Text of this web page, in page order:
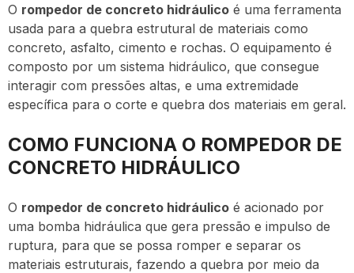
O rompedor de concreto hidráulico é uma ferramenta
usada para a quebra estrutural de materiais como
concreto, asfalto, cimento e rochas. O equipamento é
composto por um sistema hidráulico, que consegue
interagir com pressões altas, e uma extremidade
específica para o corte e quebra dos materiais em geral.
COMO FUNCIONA O ROMPEDOR DE
CONCRETO HIDRÁULICO
O rompedor de concreto hidráulico é acionado por
uma bomba hidráulica que gera pressão e impulso de
ruptura, para que se possa romper e separar os
materiais estruturais, fazendo a quebra por meio da